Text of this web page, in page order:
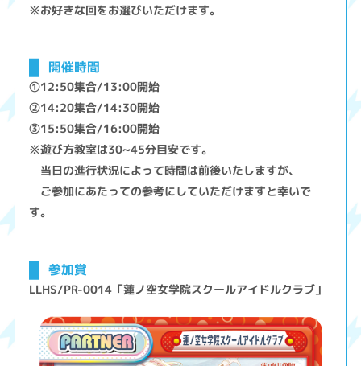
※お好きな回をお選びいただけます。
開催時間
①12:50集合/13:00開始
②14:20集合/14:30開始
③15:50集合/16:00開始
※遊び方教室は30~45分目安です。
当日の進行状況によって時間は前後いたしますが、
ご参加にあたっての参考にしていただけますと幸いで
す。
参加賞
LLHS/PR-0014「蓮ノ空女学院スクールアイドルクラブ」